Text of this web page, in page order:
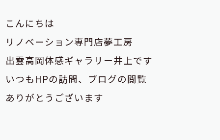
こんにちは
リノベーション専門店夢工房
出雲高岡体感ギャラリー井上です
いつもHPの訪問、ブログの閲覧
ありがとうございます